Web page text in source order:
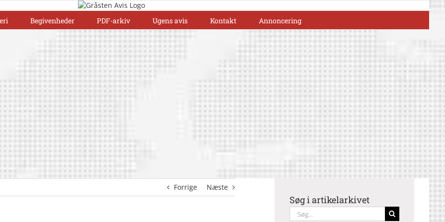
Begivenheder PDF-arkiv Ugens avis Kontakt Annoncering
Forrige Næste
Søg i artikelarkivet
Søg